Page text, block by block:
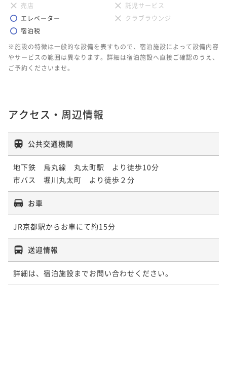
売店
託児サービス
エレベーター
クラブラウンジ
宿泊税
※施設の特徴は一般的な設備を表すもので、宿泊施設によって設備内容
やサービスの範囲は異なります。詳細は宿泊施設へ直接ご確認のうえ、
ご予約くださいませ。
アクセス・周辺情報
公共交通機関
地下鉄　烏丸線　丸太町駅　より徒歩10分
市バス　堀川丸太町　より徒歩２分
お車
JR京都駅からお車にて約15分
送迎情報
詳細は、宿泊施設までお問い合わせください。